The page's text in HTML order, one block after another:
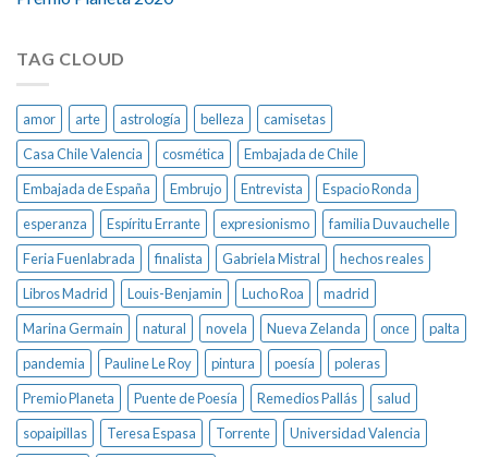
TAG CLOUD
amor arte astrología belleza
camisetas
Casa Chile Valencia
cosmética
Embajada de Chile
Embajada de España
Embrujo Entrevista
Espacio Ronda
esperanza
Espíritu Errante expresionismo
familia Duvauchelle
Feria Fuenlabrada
finalista Gabriela Mistral
hechos reales
Libros Madrid
Louis-Benjamin Lucho Roa
madrid
Marina Germain
natural novela Nueva Zelanda once
palta
pandemia
Pauline Le Roy pintura poesía
poleras
Premio Planeta
Puente de Poesía Remedios Pallás
salud
sopaipillas
Teresa Espasa Torrente Universidad Valencia